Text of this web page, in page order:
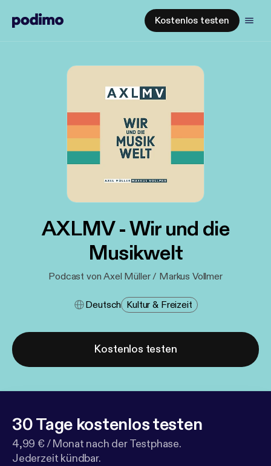
Kostenlos testen
AXLMV - Wir und die
Musikwelt
Podcast von Axel Müller / Markus Vollmer
Deutsch Kultur & Freizeit
Kostenlos testen
30 Tage kostenlos testen
4,99 € / Monat nach der Testphase.
Jederzeit kündbar.